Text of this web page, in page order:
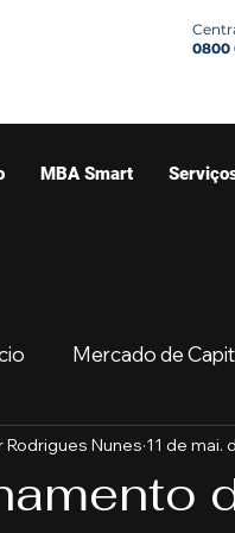
0800
MBA Smart
Mercado de
do Mercado
Rodrigues Nunes 11 de mai.